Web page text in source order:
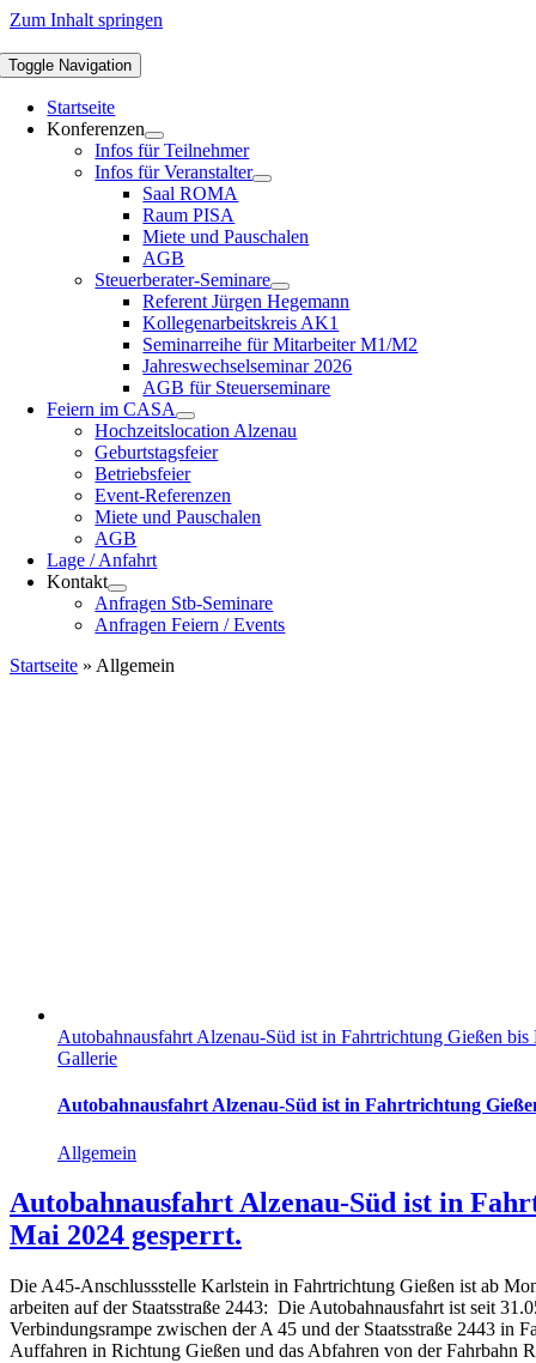
Zum Inhalt springen
Toggle Navigation
Startseite
Konferenzen
Infos für Teilnehmer
Infos für Veranstalter
Saal ROMA
Raum PISA
Miete und Pauschalen
AGB
Steuerberater-Seminare
Referent Jürgen Hegemann
Kollegenarbeitskreis AK1
Seminarreihe für Mitarbeiter M1/M2
Jahreswechselseminar 2026
AGB für Steuerseminare
Feiern im CASA
Hochzeitslocation Alzenau
Geburtstagsfeier
Betriebsfeier
Event-Referenzen
Miete und Pauschalen
AGB
Lage / Anfahrt
Kontakt
Anfragen Stb-Seminare
Anfragen Feiern / Events
Startseite » Allgemein
Autobahnausfahrt Alzenau-Süd ist in Fahrtrichtung Gießen bis
Gallerie
Autobahnausfahrt Alzenau-Süd ist in Fahrtrichtung
Allgemein
Autobahnausfahrt Alzenau-Süd ist in
Mai 2024 gesperrt.
Die A45-An­schluss­s­tel­le Karl­stein in Fahr­trich­tung Gie­ßen ist ab
ar­bei­ten auf der Staats­stra­ße 2443: Die Autobahnausfahrt ist seit
Verbindungsrampe zwischen der A 45 und der Staatsstraße 2443 in
Auffahren in Richtung Gießen und das Abfahren von der Fahrbahn